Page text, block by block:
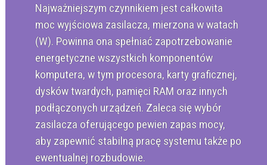
Najważniejszym czynnikiem jest całkowita
moc wyjściowa zasilacza, mierzona w watach
(W). Powinna ona spełniać zapotrzebowanie
energetyczne wszystkich komponentów
komputera, w tym procesora, karty graficznej,
dysków twardych, pamięci RAM oraz innych
podłączonych urządzeń. Zaleca się wybór
zasilacza oferującego pewien zapas mocy,
aby zapewnić stabilną pracę systemu także po
ewentualnej rozbudowie.